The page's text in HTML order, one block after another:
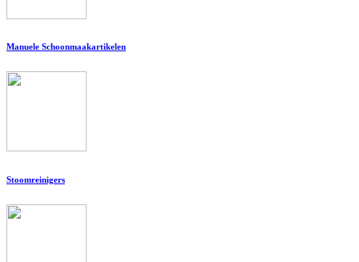
Manuele Schoonmaakartikelen
Stoomreinigers